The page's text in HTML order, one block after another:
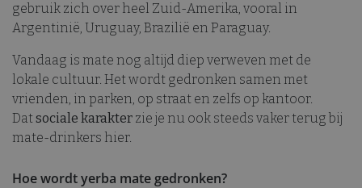
gebruik zich over heel Zuid-Amerika, vooral in
Argentinië, Uruguay, Brazilië en Paraguay.
Vandaag is mate nog altijd diep verweven met de
lokale cultuur. Het wordt gedronken samen met
vrienden, in parken, op straat en zelfs op kantoor.
Datsociale karakter zie je nu ook steeds vaker terug bij
mate-drinkers hier.
Hoe wordt yerba mate gedronken?